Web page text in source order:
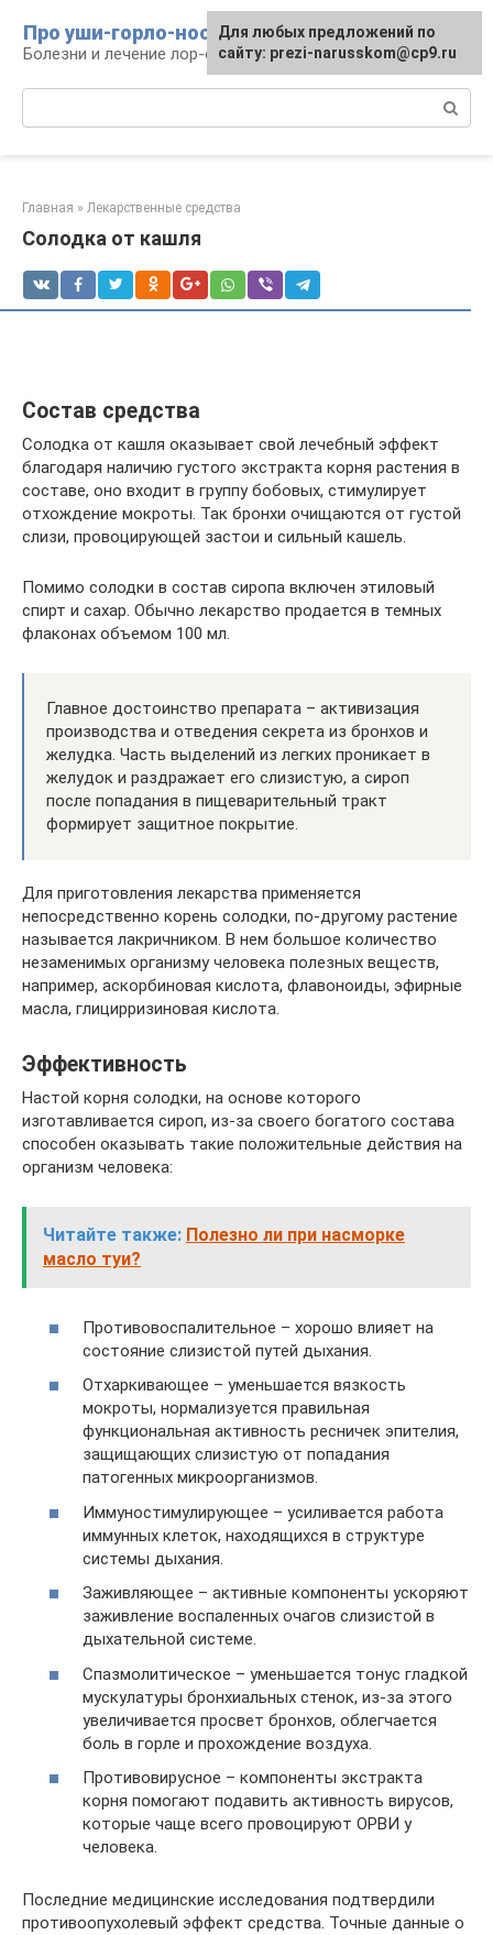
контенту
Про уши-горло-нос
Болезни и лечение лор-органов
Главная » Лекарственные средства
Солодка от кашля
Состав средства
Солодка от кашля оказывает свой лечебный эффект
благодаря наличию густого экстракта корня растения в
составе, оно входит в группу бобовых, стимулирует
отхождение мокроты. Так бронхи очищаются от густой
слизи, провоцирующей застои и сильный кашель.
Помимо солодки в состав сиропа включен этиловый
спирт и сахар. Обычно лекарство продается в темных
флаконах объемом 100 мл.
Главное достоинство препарата – активизация
производства и отведения секрета из бронхов и
желудка. Часть выделений из легких проникает в
желудок и раздражает его слизистую, а сироп
после попадания в пищеварительный тракт
формирует защитное покрытие.
Для приготовления лекарства применяется
непосредственно корень солодки, по-другому растение
называется лакричником. В нем большое количество
незаменимых организму человека полезных веществ,
например, аскорбиновая кислота, флавоноиды, эфирные
масла, глицирризиновая кислота.
Эффективность
Настой корня солодки, на основе которого
изготавливается сироп, из-за своего богатого состава
способен оказывать такие положительные действия на
организм человека:
Читайте также: Полезно ли при насморке
масло туи?
Противовоспалительное – хорошо влияет на
состояние слизистой путей дыхания.
Отхаркивающее – уменьшается вязкость
мокроты, нормализуется правильная
функциональная активность ресничек эпителия,
защищающих слизистую от попадания
патогенных микроорганизмов.
Иммуностимулирующее – усиливается работа
иммунных клеток, находящихся в структуре
системы дыхания.
Заживляющее – активные компоненты ускоряют
заживление воспаленных очагов слизистой в
дыхательной системе.
Спазмолитическое – уменьшается тонус гладкой
мускулатуры бронхиальных стенок, из-за этого
увеличивается просвет бронхов, облегчается
боль в горле и прохождение воздуха.
Противовирусное – компоненты экстракта
корня помогают подавить активность вирусов,
которые чаще всего провоцируют ОРВИ у
человека.
Последние медицинские исследования подтвердили
противоопухолевый эффект средства. Точные данные о
Для любых предложений по
сайту: prezi-narusskom@cp9.ru